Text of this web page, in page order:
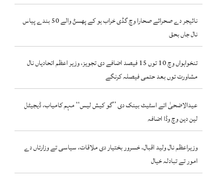
نائیجر دے صحرائے صحارا وچ گڈی خراب ہو کے پھسݨ والے 50 بندے پیاس
نال جاں بحق
تنخواہواں وچ 10 توں 15 فیصد اضافے دی تجویز، وزیر اعظم اتحادیاں نال
مشاورت توں بعد حتمی فیصلہ کرنگے
عیدالاضحیٰ اتے اسٹیٹ بینک دی ’’گو کیش لیس‘‘ مہم کامیاب، ڈیجیٹل
لین دین وچ وڈا اضافہ
وزیراعظم نال ولید اقبال، خسرور بختیار دی ملاقات، سیاسی تے وزارتاں دے
امور تے تبادلہ خیال